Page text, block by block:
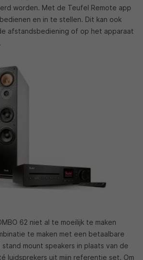
worden. Met de Teufel Remote app
en in te stellen. Dit kan ook
afstandsbediening of op het apparaat
62 niet al te moeilijk te maken
te maken met een betaalbare
mount speakers in plaats van de
luidsprekers uit mijn referentie set. Om